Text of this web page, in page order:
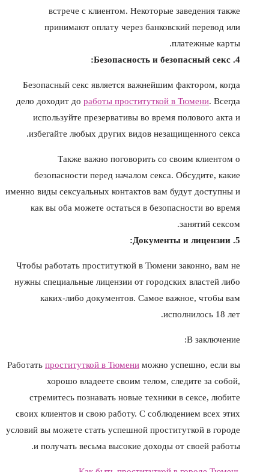
встрече с клиентом. Некоторые заведения также
принимают оплату через банковский перевод или
платежные карты.
4. Безопасность и безопасный секс:
Безопасный секс является важнейшим фактором, когда
дело доходит до работы проституткой в Тюмени. Всегда
используйте презервативы во время полового акта и
избегайте любых других видов незащищенного секса.
Также важно поговорить со своим клиентом о
безопасности перед началом секса. Обсудите, какие
именно виды сексуальных контактов вам будут доступны и
как вы оба можете остаться в безопасности во время
занятий сексом.
5. Документы и лицензии:
Чтобы работать проституткой в Тюмени законно, вам не
нужны специальные лицензии от городских властей либо
каких-либо документов. Самое важное, чтобы вам
исполнилось 18 лет.
В заключение:
Работать проституткой в Тюмени можно успешно, если вы
хорошо владеете своим телом, следите за собой,
стремитесь познавать новые техники в сексе, любите
своих клиентов и свою работу. С соблюдением всех этих
условий вы можете стать успешной проституткой в городе
и получать весьма высокие доходы от своей работы.